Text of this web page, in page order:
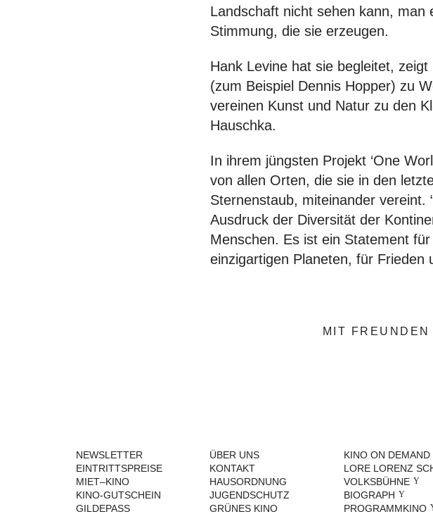
Landschaft nicht sehen kann,
Stimmung, die sie erzeugen.
Hank Levine hat sie begleitet,
(zum Beispiel Dennis Hopper) zu
vereinen Kunst und Natur zu den
Hauschka.
In ihrem jüngsten Projekt ‘One
von allen Orten, die sie in den
Sternenstaub, miteinander vereint.
Ausdruck der Diversität der
Menschen. Es ist ein Statement
einzigartigen Planeten, für Frieden
MIT
NEWSLETTER
EINTRITTSPREISE
MIET–KINO
KINO-GUTSCHEIN
GILDEPASS
ÜBER UNS
KONTAKT
HAUSORDNUNG
JUGENDSCHUTZ
GRÜNES KINO
KINO ON DEMAND
LORE LORENZ
VOLKSBÜHNE
BIOGRAPH
PROGRAMMKINO